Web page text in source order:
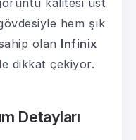
kalitesi üst
hem şık
olan Infinix
dikkat çekiyor.
Detayları